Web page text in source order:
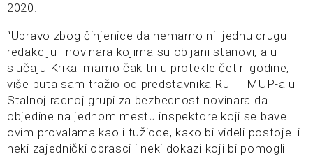
2020.
“Upravo zbog činjenice da nemamo ni jednu drugu
redakciju i novinara kojima su obijani stanovi, a u
slučaju Krika imamo čak tri u protekle četiri godine,
više puta sam tražio od predstavnika RJT i MUP-a u
Stalnoj radnoj grupi za bezbednost novinara da
objedine na jednom mestu inspektore koji se bave
ovim provalama kao i tužioce, kako bi videli postoje li
neki zajednički obrasci i neki dokazi koji bi pomogli